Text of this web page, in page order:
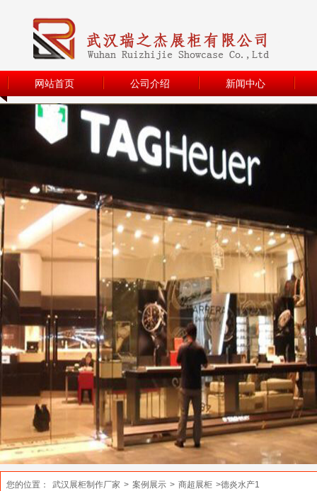
网站首页 公司介绍 新闻中心
您的位置： 武汉展柜制作厂家 > 案例展示 > 商超展柜 >德炎水产1